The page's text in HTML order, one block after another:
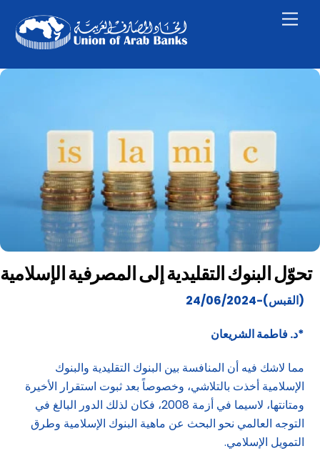
content
تحوّل البنوك التقليدية إلى المصرفية الإسلامية
(القبس)-24/06/2024
*د. فاطمة الشريعان
مما لاشك فيه أن المنافسة بين البنوك التقليدية والبنوك
الإسلامية أخذت بالتلاشي، وخصوصاً بعد ثبوت استقرار الأخيرة
ومتانتها، لاسيما في أزمة 2008، فكان لذلك الدور البالغ في
التوجه العالمي نحو البحث عن ماهية البنوك الإسلامية وطرق
التمويل الإسلامي.